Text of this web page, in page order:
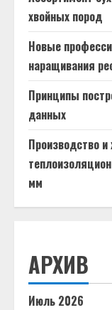
хвойных пород
Новые
наращивания
Принципы
данных
Производство и
мм
АРХИВ
Июль 2026